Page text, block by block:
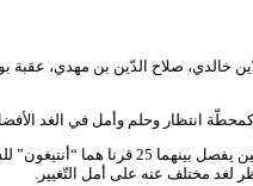
وتشخيص أسامة شلاغة، صلاح الدّين خالدي،
انتظار وحلم وأمل في الغد